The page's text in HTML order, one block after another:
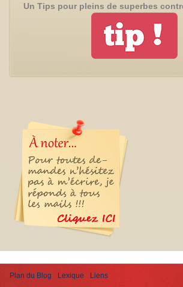
Un Tips pour pleins de superbes
Plan du Blog Lexique Liens